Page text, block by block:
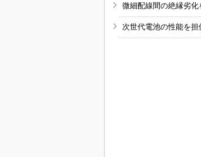
微細配線間の絶縁劣
次世代電池の性能を